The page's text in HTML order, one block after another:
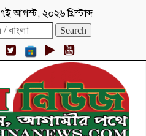
৭ই আগস্ট, ২০২৬ খ্রিস্টাব্দ